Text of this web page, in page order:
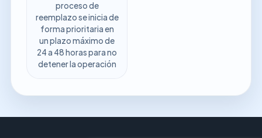
proceso de
reemplazo se inicia de
forma prioritaria en
un plazo máximo de
24 a 48 horas para no
detener la operación